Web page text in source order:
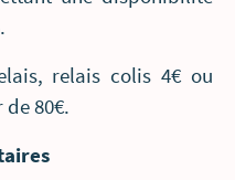
relais colis 4€ ou
80€.